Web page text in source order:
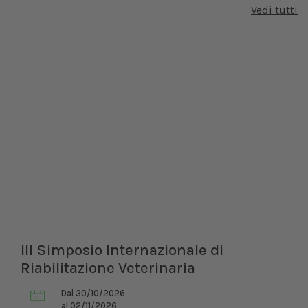
Vedi tutti
III Simposio Internazionale di
Riabilitazione Veterinaria
Dal 30/10/2026
al 02/11/2026